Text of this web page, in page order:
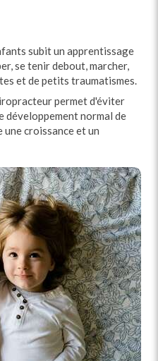
subit un apprentissage
se tenir debout, marcher,
et de petits traumatismes.
permet d'éviter
développement normal de
croissance et un